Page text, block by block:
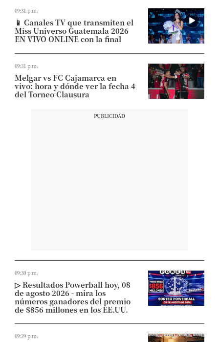
09:31 p.m.
📱 Canales TV que transmiten el
Miss Universo Guatemala 2026
EN VIVO ONLINE con la final
09:31 p.m.
Melgar vs FC Cajamarca en
vivo: hora y dónde ver la fecha 4
del Torneo Clausura
09:30 p.m.
▷ Resultados Powerball hoy, 08
de agosto 2026 - mira los
números ganadores del premio
de $856 millones en los EE.UU.
09:29 p.m.